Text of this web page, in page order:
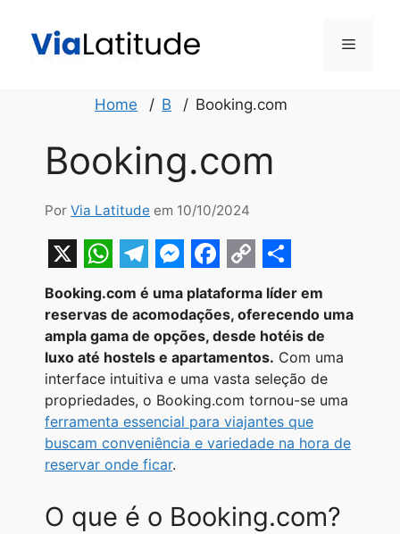
Menu
Home B Booking.com
Booking.com
Por Via Latitude em 10/10/2024
X W
h
a
t
s
A
p
p
T
e
l
e
g
r
a
m
M
e
s
s
e
n
g
e
r
F
a
c
e
b
o
o
C
o
p
y
L
i
n
S
h
a
r
e
Booking.com é uma plataforma líder em
reservas de acomodações, oferecendo uma
ampla gama de opções, desde hotéis de
luxo até hostels e apartamentos. Com uma
interface intuitiva e uma vasta seleção de
propriedades, o Booking.com tornou-se uma
ferramenta essencial para viajantes que
buscam conveniência e variedade na hora de
reservar onde ficar.
O que é o Booking.com?